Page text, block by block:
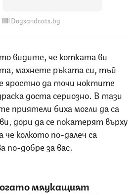
Dogsandcats.bg
видите, че котката ви
махнете ръката си, тъй
яростно да точи ноктите
доста сериозно. В тази
приятели биха могли да са
дори да се покатерят върху
колкото по-далеч са
по-добре за вас.
мяукащият